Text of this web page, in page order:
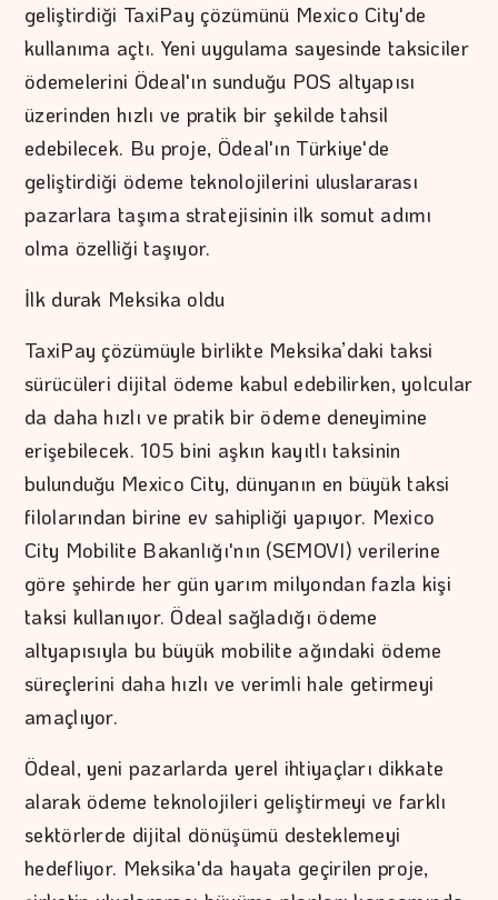
geliştirdiği TaxiPay çözümünü Mexico City'de
kullanıma açtı. Yeni uygulama sayesinde taksiciler
ödemelerini Ödeal'ın sunduğu POS altyapısı
üzerinden hızlı ve pratik bir şekilde tahsil
edebilecek. Bu proje, Ödeal'ın Türkiye'de
geliştirdiği ödeme teknolojilerini uluslararası
pazarlara taşıma stratejisinin ilk somut adımı
olma özelliği taşıyor.
İlk durak Meksika oldu
TaxiPay çözümüyle birlikte Meksika’daki taksi
sürücüleri dijital ödeme kabul edebilirken, yolcular
da daha hızlı ve pratik bir ödeme deneyimine
erişebilecek. 105 bini aşkın kayıtlı taksinin
bulunduğu Mexico City, dünyanın en büyük taksi
filolarından birine ev sahipliği yapıyor. Mexico
City Mobilite Bakanlığı'nın (SEMOVI) verilerine
göre şehirde her gün yarım milyondan fazla kişi
taksi kullanıyor. Ödeal sağladığı ödeme
altyapısıyla bu büyük mobilite ağındaki ödeme
süreçlerini daha hızlı ve verimli hale getirmeyi
amaçlıyor.
Ödeal, yeni pazarlarda yerel ihtiyaçları dikkate
alarak ödeme teknolojileri geliştirmeyi ve farklı
sektörlerde dijital dönüşümü desteklemeyi
hedefliyor. Meksika'da hayata geçirilen proje,